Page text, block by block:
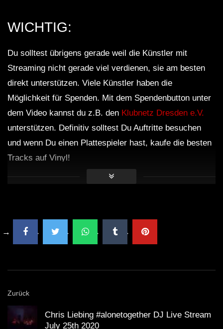
WICHTIG:
Du solltest übrigens gerade weil die Künstler mit
Streaming nicht gerade viel verdienen, sie am besten
direkt unterstützen. Viele Künstler haben die
Möglichkeit für Spenden. Mit dem Spendenbutton unter
dem Video kannst du z.B. den Klubnetz Dresden e.V.
unterstützen. Definitiv solltest Du Auftritte besuchen
und wenn Du einen Plattespieler hast, kaufe die besten
Tracks auf Vinyl!
Zurück
Chris Liebing #alonetogether DJ Live Stream
July 25th 2020